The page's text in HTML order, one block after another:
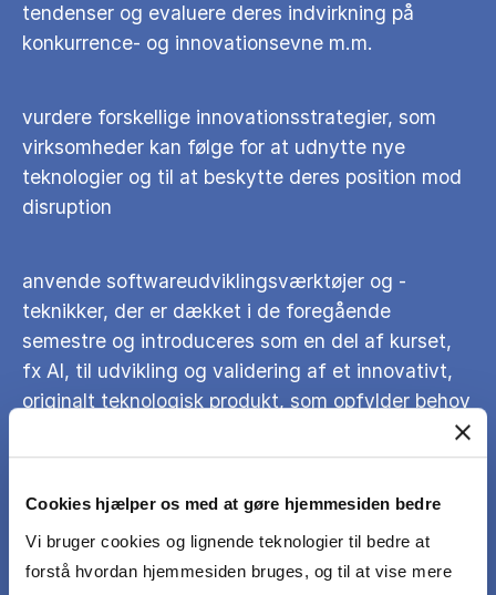
Cookies hjælper os med at gøre hjemmesiden bedre
Vi bruger cookies og lignende teknologier til bedre at
forstå hvordan hjemmesiden bruges, og til at vise mere
tendenser og evaluere deres indvirkning på
konkurrence- og innovationsevne m.m.
vurdere forskellige innovationsstrategier, som
virksomheder kan følge for at udnytte nye
teknologier og til at beskytte deres position mod
disruption
anvende softwareudviklingsværktøjer og -
teknikker, der er dækket i de foregående
semestre og introduceres som en del af kurset,
fx AI, til udvikling og validering af et innovativt,
originalt teknologisk produkt, som opfylder behov
applikationsmarked
demonstrere merværdien af det udviklede
teknologiske produkt givet realistiske og kritiske